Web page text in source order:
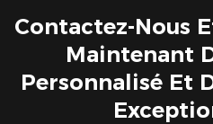
Contactez-Nous
Maintenant
Personnalisé Et